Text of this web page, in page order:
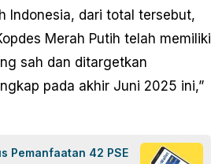
Indonesia, dari total tersebut,
Merah Putih telah memiliki
sah dan ditargetkan
pada akhir Juni 2025 ini,”
Pemanfaatan 42 PSE